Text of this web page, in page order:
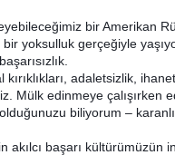
bir Amerikan
yoksulluk gerçeğiyle
kırıklıkları, adaletsizlik,
Mülk edinmeye çalışırken
biliyorum –
akılcı başarı